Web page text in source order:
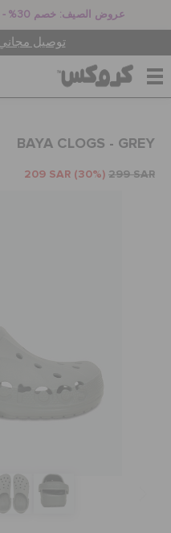
عروض الصيف: خصم 30% - 70% | جدد إطلالتك الصيفية الان
توصيل
للرجال
كروكس لمكان العمل
BAYA CLOGS - GREY
209 SAR (30%) 299 SAR